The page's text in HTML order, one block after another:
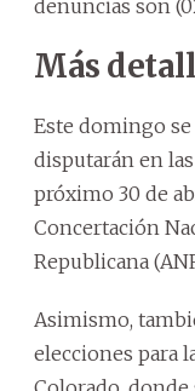
denuncias son
Más
Este domingo
disputarán en
próximo 30 de
Concertación
Republicana
Asimismo,
elecciones para